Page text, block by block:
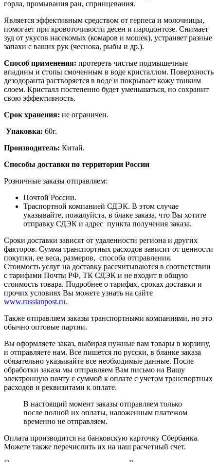
горла, промывания ран, спринцевания.
Является эффективным средством от герпеса и молочницы,
помогает при кровоточивости десен и пародонтозе. Снимает
зуд от укусов насекомых (комаров и мошек), устраняет разные
запахи с ваших рук (чеснока, рыбы и др.).
Способ применения: протереть чистые подмышечные
впадины и стопы смоченным в воде кристаллом. Поверхность
дезодоранта растворяется в воде и покрывает кожу тонким
слоем. Кристалл постепенно будет уменьшаться, но сохранит
свою эффективность.
Срок хранения: не ограничен.
Упаковка: 60г.
Производитель: Китай.
Способы доставки по территории России
Розничные заказы отправляем:
Почтой России.
Траспортной компанией СДЭК. В этом случае
указывайте, пожалуйста, в блаке заказа, что Вы хотите
отправку СДЭК и адрес пункта получения заказа.
Сроки доставки зависят от удаленности региона и других
факторов. Сумма транспортных расходов зависит от ценности
покупки, ее веса, размеров, способа отправления.
Стоимость услуг на доставку рассчитываются в соответствии
с тарифами Почты РФ, ТК СДЭК и не входит в общую
стоимость товара. Подробнее о тарифах, сроках доставки и
прочих условиях Вы можете узнать на сайте
www.russianpost.ru.
Также отправляем заказы транспортными компаниями, но это
обычно оптовые партии.
Вы оформляете заказ, выбирая нужные вам товары в корзину,
и отправляете нам. Все пишется по русски, в бланке заказа
обязательно указывайте все необходимые данные. После
обработки заказа мы отправляем Вам письмо на Вашу
электронную почту с суммой к оплате с учетом транспортных
расходов и реквизитами к оплате.
В настоящий момент заказы отправляем только
после полной их оплаты, наложенным платежом
временно не отправляем.
Оплата производится на банковскую карточку Сбербанка.
Можете также перечислить их на наш расчетный счет.